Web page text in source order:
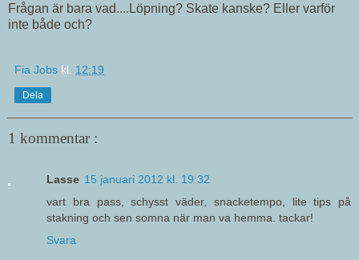
Frågan är bara vad....Löpning? Skate kanske? Eller varför
inte både och?
Fia Jobs kl. 12:19
Dela
1 kommentar :
Lasse 15 januari 2012 kl. 19:32
vart bra pass, schysst väder, snacketempo, lite tips på
stakning och sen somna när man va hemma. tackar!
Svara